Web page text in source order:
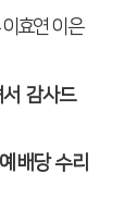
효연 이은
감사드
배당 수리